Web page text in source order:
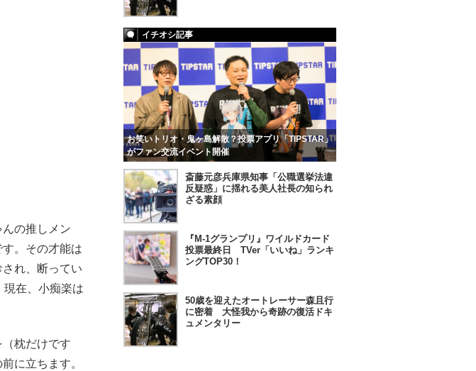
の推しメン
。その才能は
れ、断ってい
現在、小痴楽は
枕だけです
に立ちます。
イチオシ記事
お笑いトリオ・鬼ヶ島解散？投票アプリ「TIPSTAR」
がファン交流イベント開催
斎藤元彦兵庫県知事「公職選挙法違
反疑惑」に揺れる美人社長の知られ
ざる素顔
『M-1グランプリ』ワイルドカード
投票最終日 TVer「いいね」ランキ
ングTOP30！
50歳を迎えたオートレーサー森且行
に密着 大怪我から奇跡の復活ドキ
ュメンタリー